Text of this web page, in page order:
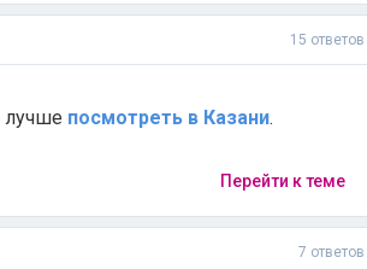
15 ответов
лучше посмотреть в Казани.
Перейти к теме
7 ответов